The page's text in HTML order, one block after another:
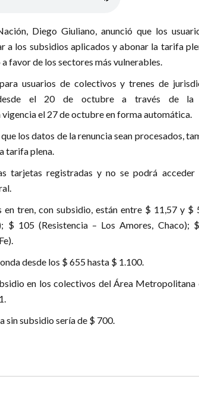
Diego Giuliano, anunció que los
a los subsidios aplicados y abonar la tarifa
favor de los sectores más vulnerables.
usuarios de colectivos y trenes de
el 20 de octubre a través de la
el 27 de octubre en forma automática.
los datos de la renuncia sean procesados,
tarifa plena.
tarjetas registradas y no se podrá acceder
en tren, con subsidio, están entre $ 11,57 y $
$ 105 (Resistencia – Los Amores, Chaco);
desde los $ 655 hasta $ 1.100.
en los colectivos del Área Metropolitana
sin subsidio sería de $ 700.